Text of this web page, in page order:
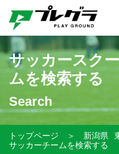
サッカースク
ムを検索する
Search
トップページ ＞ 新潟県
サッカーチームを検索する